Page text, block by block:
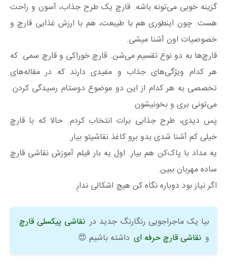
گزینه خوبی می‌تونه باشه. قارچ یک طرح جذاب، آسون و راحت
هست. چون اینطوری هم با طیبعت، هم با ارزش غذایی قارچ و
خصوصیات اون آشنا میشی.
قارچ‌ها به دو نوع تقسیم می‌شن. قارچ خوراکی و قارچ سمی. که
هر کدام ویژگی‌های جذاب و مفیدی دارند که در مقاله‌های
تخصصی به هر کدام از این دو موضوع دوستام رسیدگی کردن.
می‌تونی بری و بخونیشون.
پس دیدی، طرح جذابی برات انتخاب کردم. حالا که با قارچ
خیلی کم آشنا شدی بدو برو کاغذ نقاشیتو بیار.
یه مداد با پاک‌کن هم بیار. اول یه بار فیلم آموزش نقاشی قارچ
ساده مهربان ببین.
اگر نیاز بود دوباره نگاه کن هیچ اشکالی ندارِ.
بیا یک ماجراجویی رنگارنگ جدید در نقاشی پیکسلی قارچ
و نقاشی قارچ حرفه ای داشته باشیم.😍